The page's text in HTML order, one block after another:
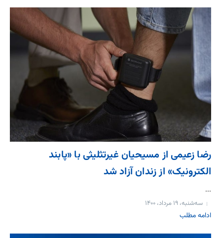
رضا زعیمی از مسیحیان غیرتثلیثی با «پابند
الکترونیک» از زندان آزاد شد
...
سه‌شنبه، ۱۹ مرداد، ۱۴۰۰
ادامه مطلب